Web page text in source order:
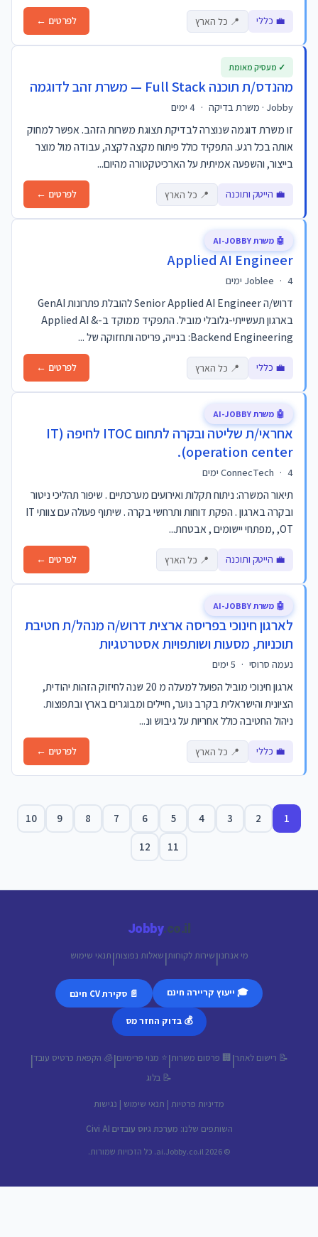
💼 כללי 📍 כל הארץ לפרטים ←
מהנדס/ת תוכנה Full Stack — משרת זהב לדוגמה
Jobby · משרת בדיקה ·
זו משרת דוגמה שנוצרה לבדיקת תצוגת משרות הזהב. אפשר למחוק
אותה בכל רגע. התפקיד כולל פיתוח מקצה לקצה, עבודה מול מוצר
בייצור, והשפעה אמיתית על הארכיטקטורה מהיום...
💼 הייטק ותוכנה 📍 כל הארץ לפרטים ←
✓ מעסיק מאומת
Applied AI Engineer
Joblee · 4 ימים
דרוש/ה Senior Applied AI Engineer להובלת פתרונות GenAI
בארגון תעשייתי-גלובלי מוביל. התפקיד ממוקד ב-Applied AI &
Backend Engineering: בנייה, פריסה ותחזוקה של ...
💼 כללי 📍 כל הארץ לפרטים ←
🤖 משרת AI-JOBBY
אחראי/ת שליטה ובקרה לתחום ITOC לחיפה (IT
operation center).
ConnecTech · 4 ימים
תיאור המשרה: ניתוח תקלות ואירועים מערכתיים . שיפור תהליכי ניטור
ובקרה בארגון . הפקת דוחות ותרחשי בקרה . שיתוף פעולה עם צוותי IT
,OT ,מפתחי יישומים , אבטחת...
💼 הייטק ותוכנה 📍 כל הארץ לפרטים ←
🤖 משרת AI-JOBBY
לארגון חינוכי בפריסה ארצית דרוש/ה מנהל/ת חטיבת
תוכניות, מסעות ושותפויות אסטרטגיות
נעמה סרוסי ·
ארגון חינוכי מוביל הפועל למעלה מ 20 שנה לחיזוק הזהות יהודית,
הציונית והישראלית בקרב נוער, חיילים ומבוגרים בארץ ובתפוצות.
ניהול החטיבה כולל אחריות על גיבוש ונ...
💼 כללי 📍 כל הארץ לפרטים ←
🤖 משרת AI-JOBBY
1
2
3
4
5
6
7
8
9
10
11
12
Jobby.co.il
מי אנחנו|שירות לקוחות|שאלות נפוצות|תנאי שימוש
🎓 ייעוץ קריירה חינם 📄 סקירת CV חינם
💰 בדוק החזר מס
📝 רישום לאתר| 🏢 פרסום משרות|⭐ מנוי פרימיום|🧊 הקפאת כרטיס עובד|
📝 בלוג
מדיניות פרטיות | תנאי שימוש | נגישות
השותפים שלנו: מערכת גיוס עובדים Civi AI
© 2026 ai.Jobby.co.il. כל הזכויות שמורות.